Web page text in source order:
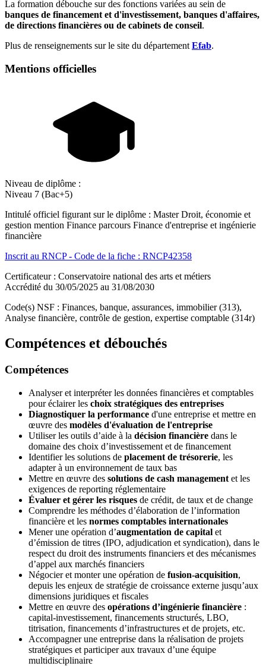
La formation débouche sur des fonctions variées au sein de
banques de financement et d'investissement, banques d'affaires,
de directions financières ou de cabinets de conseil.
Plus de renseignements sur le site du département Efab.
Mentions officielles
Niveau de diplôme :
Niveau 7 (Bac+5)
Intitulé officiel figurant sur le diplôme : Master Droit, économie et
gestion mention Finance parcours Finance d'entreprise et ingénierie
financière
Inscrit au RNCP - Code de la fiche : RNCP42358
Certificateur : Conservatoire national des arts et métiers
Accrédité du 30/05/2025 au 31/08/2030
Code(s) NSF : Finances, banque, assurances, immobilier (313),
Analyse financière, contrôle de gestion, expertise comptable (314r)
Compétences et débouchés
Compétences
Analyser et interpréter les données financières et comptables
pour éclairer les choix stratégiques des entreprises
Diagnostiquer la performance d'une entreprise et mettre en
œuvre des modèles d'évaluation de l'entreprise
Utiliser les outils d’aide à la décision financière dans le
domaine des choix d’investissement et de financement
Identifier les solutions de placement de trésorerie, les
adapter à un environnement de taux bas
Mettre en œuvre des solutions de cash management et les
exigences de reporting réglementaire
Évaluer et gérer les risques de crédit, de taux et de change
Comprendre les méthodes d’élaboration de l’information
financière et les normes comptables internationales
Mener une opération d’augmentation de capital et
d’émission de titres (IPO, adjudication et syndication), dans le
respect du droit des instruments financiers et des mécanismes
d’appel aux marchés financiers
Négocier et monter une opération de fusion-acquisition,
depuis les enjeux de stratégie de croissance externe jusqu’aux
dimensions juridiques et fiscales
Mettre en œuvre des opérations d’ingénierie financière :
capital-investissement, financements structurés, LBO,
titrisation, financements d’infrastructures et de projets, etc.
Accompagner une entreprise dans la réalisation de projets
stratégiques et participer aux travaux d’une équipe
multidisciplinaire